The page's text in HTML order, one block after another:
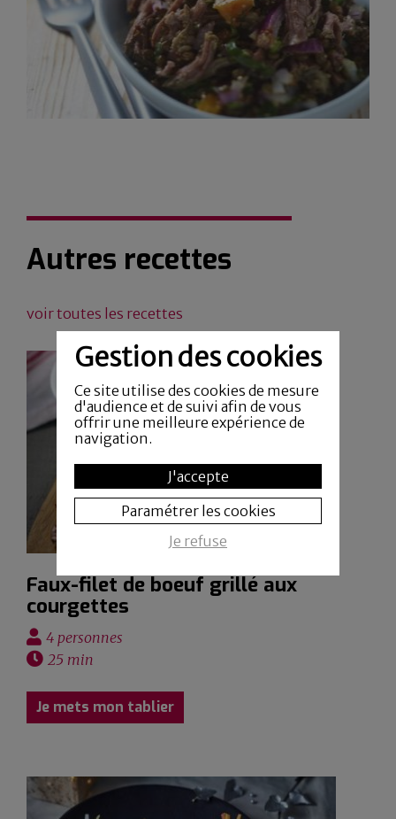
Autres recettes
voir toutes les recettes
Faux-filet de boeuf grillé aux
courgettes
4 personnes
25 min
Je mets mon tablier
Gestion des cookies
Ce site utilise des cookies de mesure
d'audience et de suivi afin de vous
offrir une meilleure expérience de
navigation.
J'accepte
Paramétrer les cookies
Je refuse